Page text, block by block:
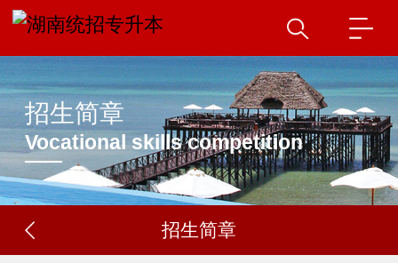
招生简章
Vocational skills competition
招生简章